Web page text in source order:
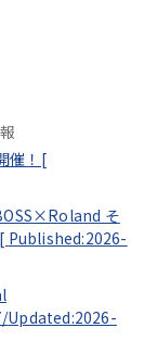
催！[
そ
Published:2026-
Updated:2026-